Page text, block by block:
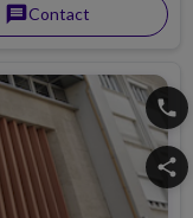
messageContact
phone
share